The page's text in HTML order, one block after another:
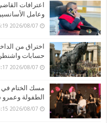
وعامل
2026/08/07 10:06:19 مساءً
اختراق من
حسابات
2026/08/07 7:08:17 مساءً
مسك الختام في
الطفولة
2026/08/07 6:55:15 مساءً